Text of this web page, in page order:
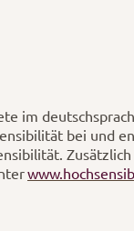
im
bei und